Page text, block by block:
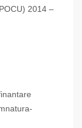
2014 –